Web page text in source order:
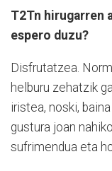
T2Tn hirugarren
espero duzu?
Disfrutatzea.
helburu zehatzik
iristea, noski,
gustura joan
sufrimendua eta